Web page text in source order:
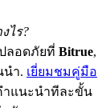
ไร?
ลอดภัยที่ Bitrue,
นำ. เยี่ยมชมคู่มือ
ำแนะนำทีละขั้น